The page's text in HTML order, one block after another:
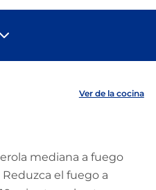
Ver de la cocina
mediana a fuego
el fuego a